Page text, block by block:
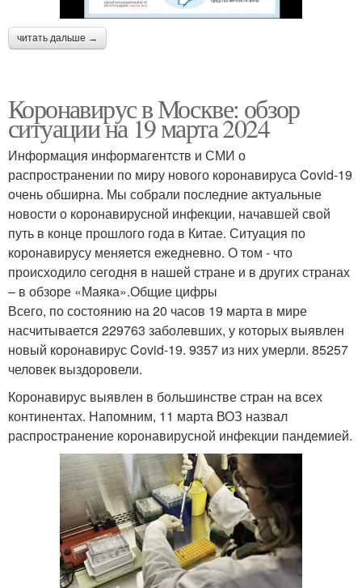
читать дальше →
Коронавирус в Москве: обзор
ситуации на 19 марта 2024
Информация информагентств и СМИ о
распространении по миру нового коронавируса Covid-19
очень обширна. Мы собрали последние актуальные
новости о коронавирусной инфекции, начавшей свой
путь в конце прошлого года в Китае. Ситуация по
коронавирусу меняется ежедневно. О том - что
происходило сегодня в нашей стране и в других странах
– в обзоре «Маяка».Общие цифры
Всего, по состоянию на 20 часов 19 марта в мире
насчитывается 229763 заболевших, у которых выявлен
новый коронавирус Covid-19. 9357 из них умерли. 85257
человек выздоровели.
Коронавирус выявлен в большинстве стран на всех
континентах. Напомним, 11 марта ВОЗ назвал
распространение коронавирусной инфекции пандемией.